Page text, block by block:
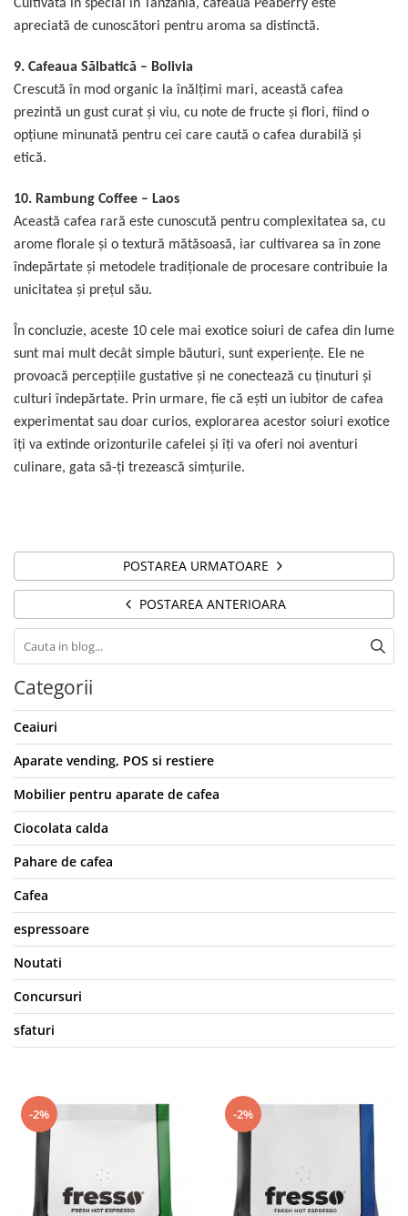
Cultivată în special în Tanzania, cafeaua Peaberry este
apreciată de cunoscători pentru aroma sa distinctă.
9. Cafeaua Sălbatică – Bolivia
Crescută în mod organic la înălțimi mari, această cafea
prezintă un gust curat și viu, cu note de fructe și flori, fiind o
opțiune minunată pentru cei care caută o cafea durabilă și
etică.
10. Rambung Coffee – Laos
Această cafea rară este cunoscută pentru complexitatea sa, cu
arome florale și o textură mătăsoasă, iar cultivarea sa în zone
îndepărtate și metodele tradiționale de procesare contribuie la
unicitatea și prețul său.
În concluzie, aceste 10 cele mai exotice soiuri de cafea din lume
sunt mai mult decât simple băuturi, sunt experiențe. Ele ne
provoacă percepțiile gustative și ne conectează cu ținuturi și
culturi îndepărtate. Prin urmare, fie că eşti un iubitor de cafea
experimentat sau doar curios, explorarea acestor soiuri exotice
îţi va extinde orizonturile cafelei şi îţi va oferi noi aventuri
culinare, gata să-ţi trezească simţurile.
POSTAREA URMATOARE
POSTAREA ANTERIOARA
Categorii
Ceaiuri
Aparate vending, POS si restiere
Mobilier pentru aparate de cafea
Ciocolata calda
Pahare de cafea
Cafea
espressoare
Noutati
Concursuri
sfaturi
-2% -2%